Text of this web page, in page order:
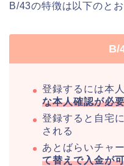
B/43の特徴は以下のとお
B/
登録するには本
な本人確認が必
登録すると自宅
される
あとばらいチャー
て替えで入金が